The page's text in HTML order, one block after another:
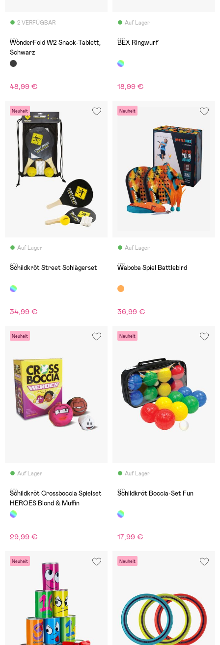
2 VERFÜGBAR
(0)
WonderFold W2 Snack-Tablett,
Schwarz
48,99 €
Auf Lager
(0)
BEX Ringwurf
18,99 €
Neuheit
Auf Lager
(0)
Schildkröt Street Schlägerset
34,99 €
Neuheit
Auf Lager
(0)
Waboba Spiel Battlebird
36,99 €
Neuheit
Auf Lager
(0)
Schildkröt Crossboccia Spielset
HEROES Blond & Muffin
29,99 €
Neuheit
Auf Lager
(0)
Schildkröt Boccia-Set Fun
17,99 €
Neuheit Neuheit